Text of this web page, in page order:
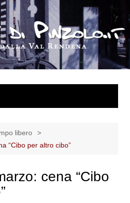
libero
“Cibo per altro cibo”
cena “Cibo